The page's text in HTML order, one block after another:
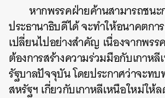
หากพรรคฝ่ายค้านสามารถชนะ
ประธานาธิบดีได้ จะทำให้อนาคตกา
เปลี่ยนไปอย่างสำคัญ เนื่องจากพร
ต้องการสร้างความร่วมมือกับเกาห
รัฐบาลปัจจุบัน โดยประกาศว่าจะท
สหรัฐฯ เกี่ยวกับเกาหลีเหนือใหม่ให้